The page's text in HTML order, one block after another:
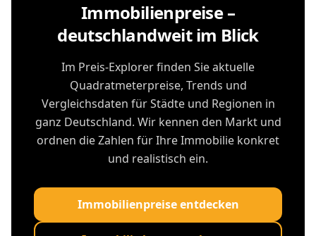
Immobilienpreise –
deutschlandweit im Blick
Im Preis-Explorer finden Sie aktuelle
Quadratmeterpreise, Trends und
Vergleichsdaten für Städte und Regionen in
ganz Deutschland. Wir kennen den Markt und
ordnen die Zahlen für Ihre Immobilie konkret
und realistisch ein.
Immobilienpreise entdecken